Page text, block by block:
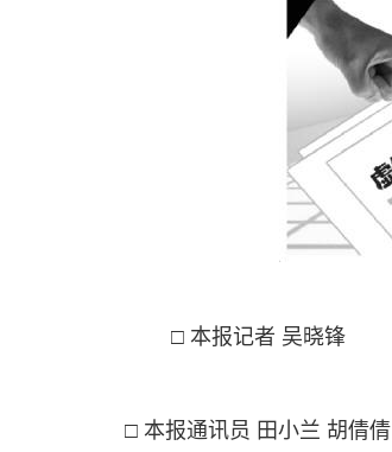
□ 本报记者 吴晓锋
□ 本报通讯员 田小兰 胡倩倩